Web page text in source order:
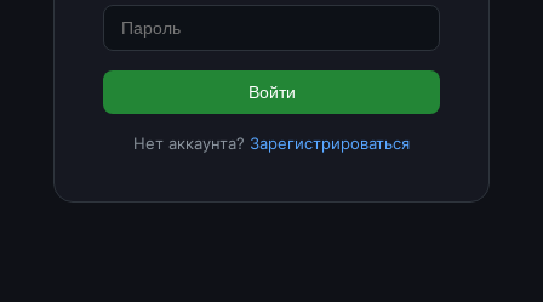
Войти
Нет аккаунта? Зарегистрироваться